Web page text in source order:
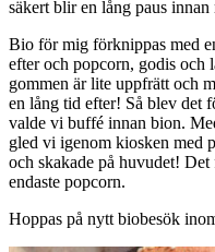
säkert blir en lång paus innan
Bio för mig förknippas med
efter och popcorn, godis
gommen är lite uppfrätt och
en lång tid efter! Så blev det
valde vi buffé innan bion.
gled vi igenom kiosken med
och skakade på huvudet!
endaste popcorn.
Hoppas på nytt biobesök